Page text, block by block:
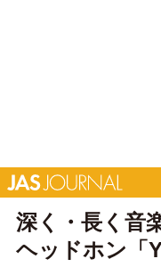
深く・長く音
ヘッドホン「